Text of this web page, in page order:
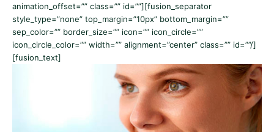
animation_offset=”” class=”” id=””][fusion_separator
style_type=”none” top_margin=”10px” bottom_margin=””
sep_color=”” border_size=”” icon=”” icon_circle=””
icon_circle_color=”” width=”” alignment=”center” class=”” id=””/]
[fusion_text]